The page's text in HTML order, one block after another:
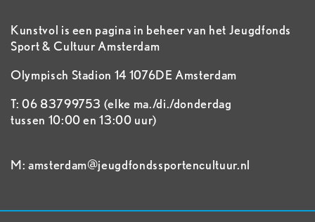
Kunstvol is een pagina in beheer van het Jeugdfonds
Sport & Cultuur Amsterdam
Olympisch Stadion 14 1076DE Amsterdam
T: 06 83799753 (elke ma./di./donderdag
tussen 10:00 en 13:00 uur)
M: amsterdam@jeugdfondssportencultuur.nl